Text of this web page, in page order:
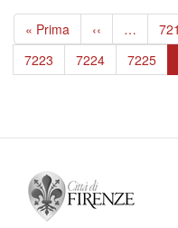
Paginazione
Prima
pagina
« Prima
Pagina
precedente
‹‹ …
Page
7223 Page
7224 Page
7225